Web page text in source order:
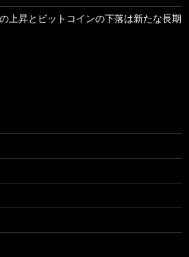
上昇とビットコインの下落は新たな長期